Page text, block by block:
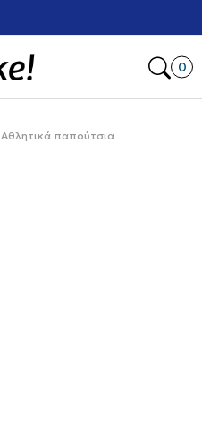
0
Αθλητικά παπούτσια